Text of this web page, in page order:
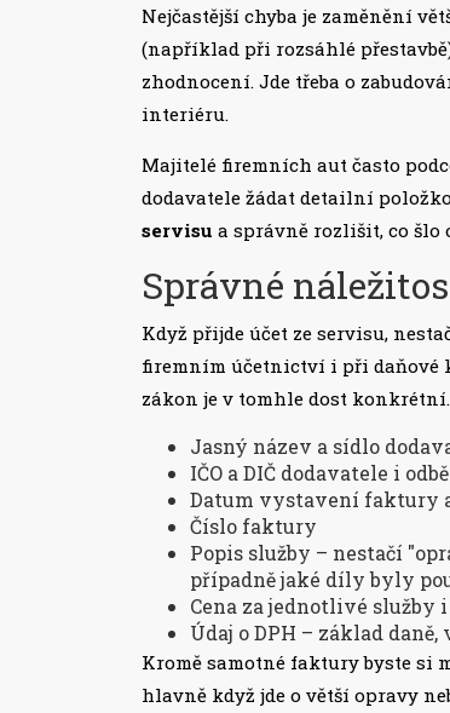
Nejčastější chyba je zaměnění
(například při rozsáhlé
zhodnocení. Jde třeba o
interiéru.
Majitelé firemních aut často
dodavatele žádat detailní
servisu a správně rozlišit, co šlo
Správné
Když přijde účet ze servisu,
firemním účetnictví i při daňové
zákon je v tomhle dost konkrétní.
Jasný název a sídlo
IČO a DIČ dodavatele i
Datum vystavení faktury
Číslo faktury
Popis služby – nestačí
případně jaké díly byly
Cena za jednotlivé služby
Údaj o DPH – základ
Kromě samotné faktury byste si
hlavně když jde o větší opravy